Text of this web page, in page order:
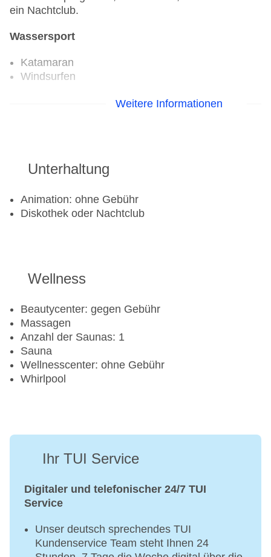
ein Nachtclub.
Wassersport
Katamaran
Windsurfen
Beachvolleyball
Tennisplatz
Weitere Informationen
Unterhaltung
Animation: ohne Gebühr
Diskothek oder Nachtclub
Wellness
Beautycenter: gegen Gebühr
Massagen
Anzahl der Saunas: 1
Sauna
Wellnesscenter: ohne Gebühr
Whirlpool
Ihr TUI Service
Digitaler und telefonischer 24/7 TUI
Service
Unser deutsch sprechendes TUI
Kundenservice Team steht Ihnen 24